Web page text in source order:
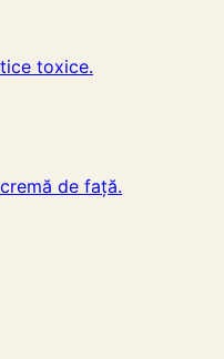
toxice.
de față.